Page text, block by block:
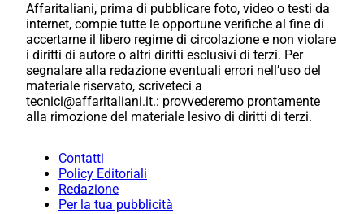
Affaritaliani, prima di pubblicare foto, video o testi da
internet, compie tutte le opportune verifiche al fine di
accertarne il libero regime di circolazione e non violare
i diritti di autore o altri diritti esclusivi di terzi. Per
segnalare alla redazione eventuali errori nell’uso del
materiale riservato, scriveteci a
tecnici@affaritaliani.it.: provvederemo prontamente
alla rimozione del materiale lesivo di diritti di terzi.
Contatti
Policy Editoriali
Redazione
Per la tua pubblicità